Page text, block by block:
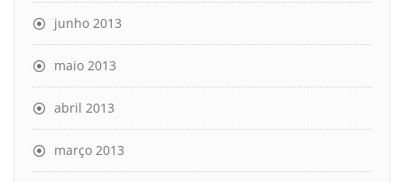
junho 2013
maio 2013
abril 2013
março 2013